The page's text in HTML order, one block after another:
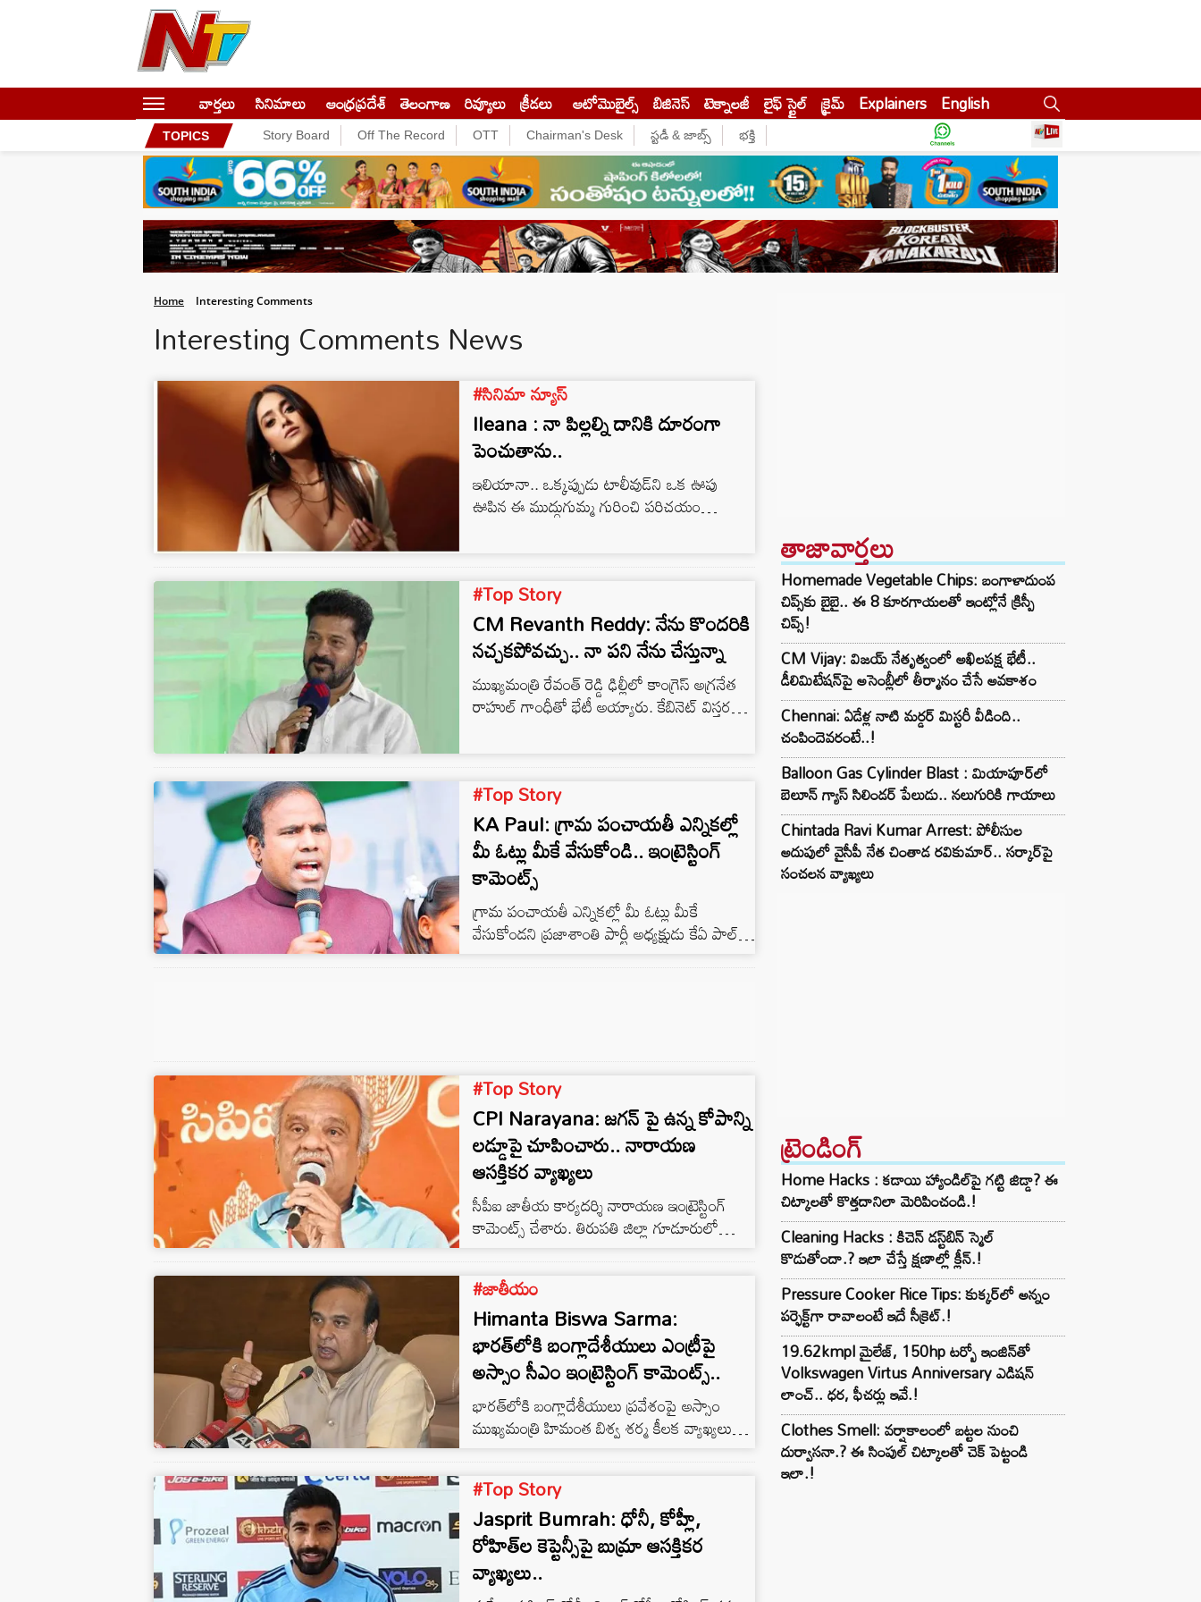
వార్తలు సినిమాలు ఆంధ్రప్రదేశ్ తెలంగాణ రివ్యూలు క్రీడలు ఆటోమొబైల్స్ బిజినెస్‌ టెక్నాలజీ లైఫ్ స్టైల్ క్రైమ్ Explainers English
TOPICS Story Board Off The Record OTT Chairman's Desk స్టడీ & జాబ్స్ భక్తి
Home Interesting Comments
Interesting Comments News
#సినిమా న్యూస్
Ileana : నా పిల్లల్ని దానికి దూరంగా
పెంచుతాను..
ఇలియానా.. ఒక్కప్పుడు టాలీవుడ్‌ని ఒక ఊపు
ఊపిన ఈ ముద్దుగుమ్మ గురించి పరిచయం
అక్కర్లేదు. ఎంట్రీ ఇచ్చిన అతి తక్కువ కాలంలోనే
చిత్రాలు తన ఖాతలో వేసుకున్ని.. నటన పరంగా
అందం పరంగా మంచి గుర్తింపు తెచ్చుకుంది. కానీ
అంతే త్వరగా ఆఫర్ లు తగ్గడం తో బాలీవుడ్ లోకి
ఎంట్రీ ఇచ్చిన ఈ అమ్మడు, అక్కడ కూడా
పర్వాలేదు…
#Top Story
CM Revanth Reddy: నేను కొందరికి
నచ్చకపోవచ్చు.. నా పని నేను చేస్తున్నా
ముఖ్యమంత్రి రేవంత్ రెడ్డి ఢిల్లీలో కాంగ్రెస్ అగ్రనేత
రాహుల్ గాంధీతో భేటీ అయ్యారు. కేబినెట్ విస్తరణ,
#Top Story
KA Paul: గ్రామ పంచాయతీ ఎన్నికల్లో
మీ ఓట్లు మీకే వేసుకోండి.. ఇంట్రెస్టింగ్
కామెంట్స్
గ్రామ పంచాయతీ ఎన్నికల్లో మీ ఓట్లు మీకే
వేసుకోండని ప్రజాశాంతి పార్టీ అధ్యక్షుడు కేఏ పాల్
ఇంట్రస్టింగ్ కామెంట్స్ చేశారు. ఆదిలాబాద్ జిల్లాలో
పర్యటిస్తున్న ఆయన.. వంద రోజుల్లో అభివృద్ధి చేసి
లక్షల కోట్లు దోచుకున్నారు.. బంగారు తెలంగాణ
అన్న కేసీఆర్ తెలంగాణను దోచుకున్నారని
ఆరోపించారు.
#Top Story
CPI Narayana: జగన్ పై ఉన్న కోపాన్ని
లడ్డూపై చూపించారు.. నారాయణ
ఆసక్తికర వ్యాఖ్యలు
సీపీఐ జాతీయ కార్యదర్శి నారాయణ ఇంట్రెస్టింగ్
కామెంట్స్ చేశారు. తిరుపతి జిల్లా గూడూరులో
ఆయన మాట్లాడుతూ.. కాంగ్రెస్ నేతల అహంభావం
వల్లే సులభంగా విజయం సాధించాల్సిన హర్యానాలో
ఆ పార్టీ ఓడిపోయిందన్నారు.
#జాతీయం
Himanta Biswa Sarma:
భారత్⁭లోకి బంగ్లాదేశీయులు ఎంట్రీపై
అస్సాం సీఎం ఇంట్రెస్టింగ్ కామెంట్స్..
భారత్⁭లోకి బంగ్లాదేశీయులు ప్రవేశంపై అస్సాం
ముఖ్యమంత్రి హిమంత బిశ్వ శర్మ కీలక వ్యాఖ్యలు
ప్రయత్నించలేదని చెప్పారు. బంగ్లాదేశ్‌లో
హిందువులు నివసిస్తున్నారు.. వారు
పోరాడుతున్నారు. గత నెల రోజులుగా ఒక్క
హిందువు కూడా భారత్‌లోకి ప్రవేశించేందుకు
ప్రయత్నించలేదని అన్నారు.
#Top Story
Jasprit Bumrah: ధోనీ, కోహ్లీ,
రోహిత్‌ల కెప్టెన్సీపై బుమ్రా ఆసక్తికర
వ్యాఖ్యలు..
తాజావార్తలు
Homemade Vegetable Chips: బంగాళాదుంప
చిప్స్‌కు బైబై.. ఈ 8 కూరగాయలతో ఇంట్లోనే క్రిస్పీ
చిప్స్!
CM Vijay: విజయ్ నేతృత్వంలో అఖిలపక్ష భేటీ..
డీలిమిటేషన్‌పై అసెంబ్లీలో తీర్మానం చేసే అవకాశం
Chennai: ఏడేళ్ల నాటి మర్డర్ మిస్టరీ వీడింది..
చంపిందెవరంటే..!
Balloon Gas Cylinder Blast : మియాపూర్‌లో
బెలూన్ గ్యాస్ సిలిండర్ పేలుడు.. నలుగురికి గాయాలు
Chintada Ravi Kumar Arrest: పోలీసుల
అదుపులో వైసీపీ నేత చింతాడ రవికుమార్.. సర్కార్‌పై
సంచలన వ్యాఖ్యలు
ట్రెండింగ్‌
Home Hacks : కడాయి హ్యాండిల్‌పై గట్టి జిడ్డా? ఈ
చిట్కాలతో కొత్తదానిలా మెరిపించండి.!
Cleaning Hacks : కిచెన్ డస్ట్‌బిన్ స్మెల్
కొడుతోందా.? ఇలా చేస్తే క్షణాల్లో క్లీన్.!
Pressure Cooker Rice Tips: కుక్కర్‌లో అన్నం
పర్ఫెక్ట్‌గా రావాలంటే ఇదే సీక్రెట్.!
19.62kmpl మైలేజ్, 150hp టర్బో ఇంజిన్‌తో
Volkswagen Virtus Anniversary ఎడిషన్
లాంచ్.. ధర, ఫీచర్లు ఇవే.!
Clothes Smell: వర్షాకాలంలో బట్టల నుంచి
దుర్వాసనా.? ఈ సింపుల్ చిట్కాలతో చెక్ పెట్టండి
ఇలా.!